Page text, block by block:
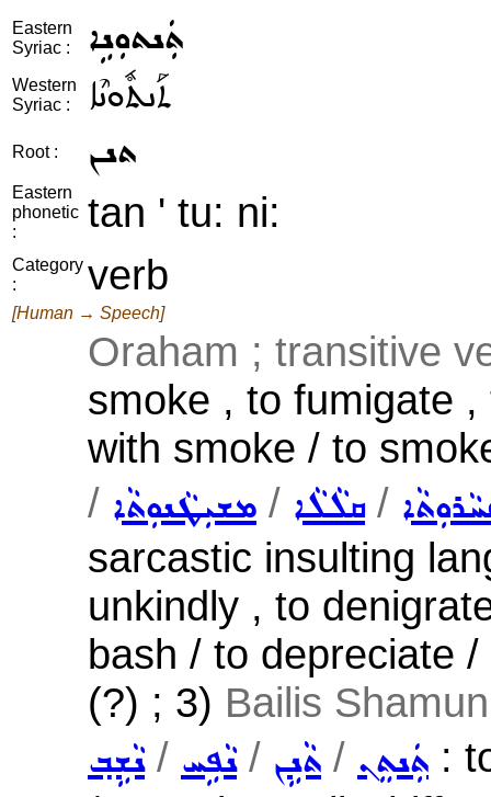
Eastern
Syriac :
ܬܲܢܬܘܼܢܹܐ
Western
Syriac :
ܬܰܢܬܽܘܢܶܐ
Root : ܬܢܢ
Eastern
phonetic
:
tan ' tu: ni:
Category
:
verb
[Human → Speech]
Oraham ; transitive
smoke , to fumigate
with smoke / to
/ ܡܫܝܼܛܵܢܘܼܬܵܐ / ܩܠܵܠܵܐ /
sarcastic insulting
unkindly , to
bash / to depreciate
(?) ; 3) Bailis
ܢܵܫܹܒ݂/ ܢܵܦܹܚ/ ܬܵܢܹܢ / ܬܲܢܬܸܢ :